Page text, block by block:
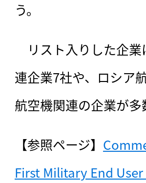
う。
リスト入りした企業
連企業7社や、ロシア
航空機関連の企業が
【参照ページ】
First Military End